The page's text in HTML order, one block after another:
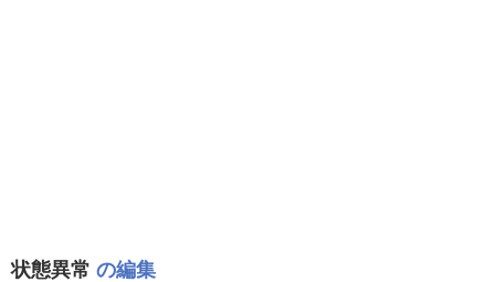
状態異常 の編集